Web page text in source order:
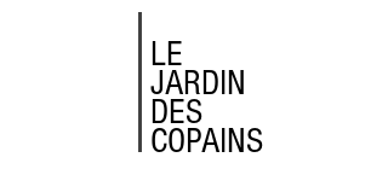
LE
JARDIN
DES
COPAINS